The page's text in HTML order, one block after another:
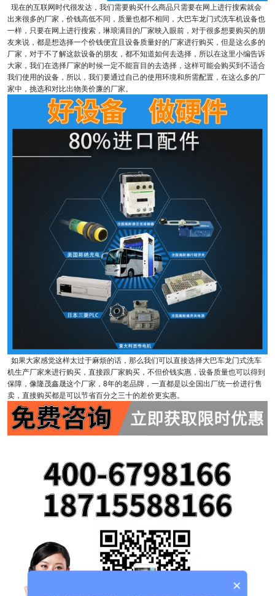
现在的互联网时代很发达，我们需要购买什么商品只需要在网上进行搜索就会
出来很多的厂家，价钱高低不同，质量也都不相同，大巴车龙门式洗车机设备也
一样，只要在网上进行搜索，琳琅满目的厂家映入眼前，对于很多想要购买的朋
友来说，都是想选择一个价钱便宜且设备质量好的厂家进行购买，但是这么多的
厂家，对于不了解这款设备的朋友，都不知道如何去选择，所以在这里小编告诉
大家，我们在选择厂家的时候一定不能盲目的去选择，这样可能会购买到不适合
我们使用的设备，所以，我们要通过自己的使用环境和所需配置，在这么多的厂
家中，挑选和对比出物美价廉的厂家。
如果大家感觉这样太过于麻烦的话，那么我们可以直接选择大巴车龙门式洗车
机生产厂家来进行购买，直接跟厂家购买，不但价钱实惠，设备质量也可以得到
保障，像隆茂鑫晟这个厂家，8年的老品牌，一直都是以全国出厂统一价进行售
卖，直接购买都是可以节省百分之三十的差价更实惠。
×